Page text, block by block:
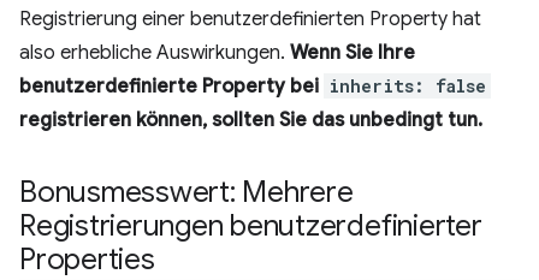
Registrierung einer benutzerdefinierten Property hat
also erhebliche Auswirkungen. Wenn Sie Ihre
benutzerdefinierte Property bei inherits: false
registrieren können, sollten Sie das unbedingt tun.
Bonusmesswert: Mehrere
Registrierungen benutzerdefinierter
Properties